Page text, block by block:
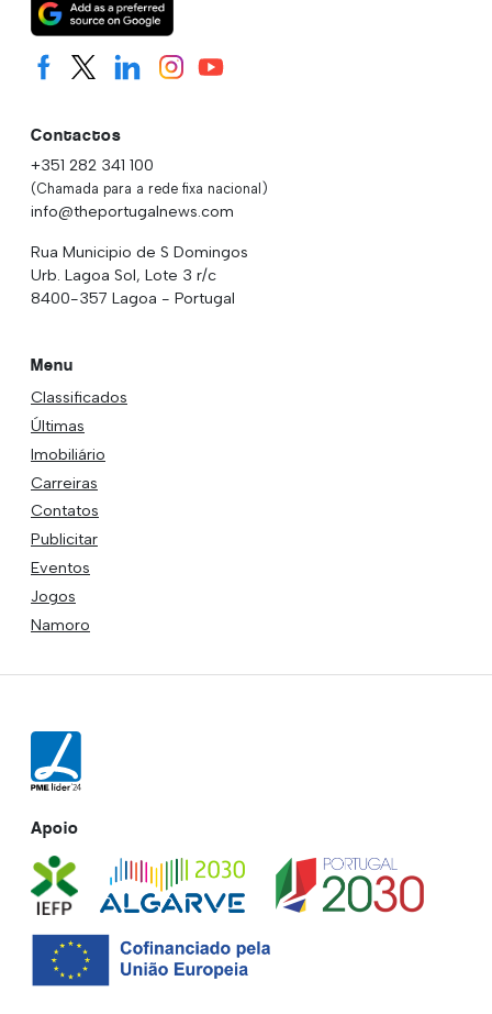
Contactos
+351 282 341 100
(Chamada para a rede fixa nacional)
info@theportugalnews.com
Rua Municipio de S Domingos
Urb. Lagoa Sol, Lote 3 r/c
8400-357 Lagoa - Portugal
Menu
Classificados
Últimas
Imobiliário
Carreiras
Contatos
Publicitar
Eventos
Jogos
Namoro
Apoio